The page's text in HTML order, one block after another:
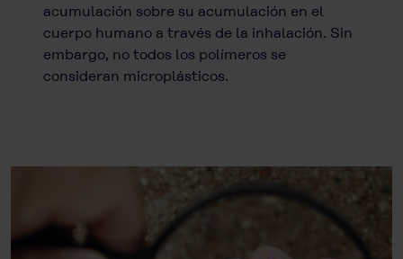
acumulación sobre su acumulación en el
cuerpo humano a través de la inhalación. Sin
embargo, no todos los polímeros se
consideran microplásticos.